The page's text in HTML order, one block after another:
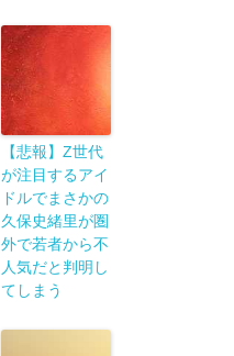
【悲報】Z世代
が注目するアイ
ドルでまさかの
久保史緒里が圏
外で若者から不
人気だと判明し
てしまう